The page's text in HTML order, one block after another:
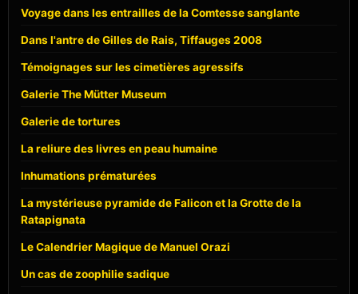
Voyage dans les entrailles de la Comtesse sanglante
Dans l'antre de Gilles de Rais, Tiffauges 2008
Témoignages sur les cimetières agressifs
Galerie The Mütter Museum
Galerie de tortures
La reliure des livres en peau humaine
Inhumations prématurées
La mystérieuse pyramide de Falicon et la Grotte de la
Ratapignata
Le Calendrier Magique de Manuel Orazi
Un cas de zoophilie sadique